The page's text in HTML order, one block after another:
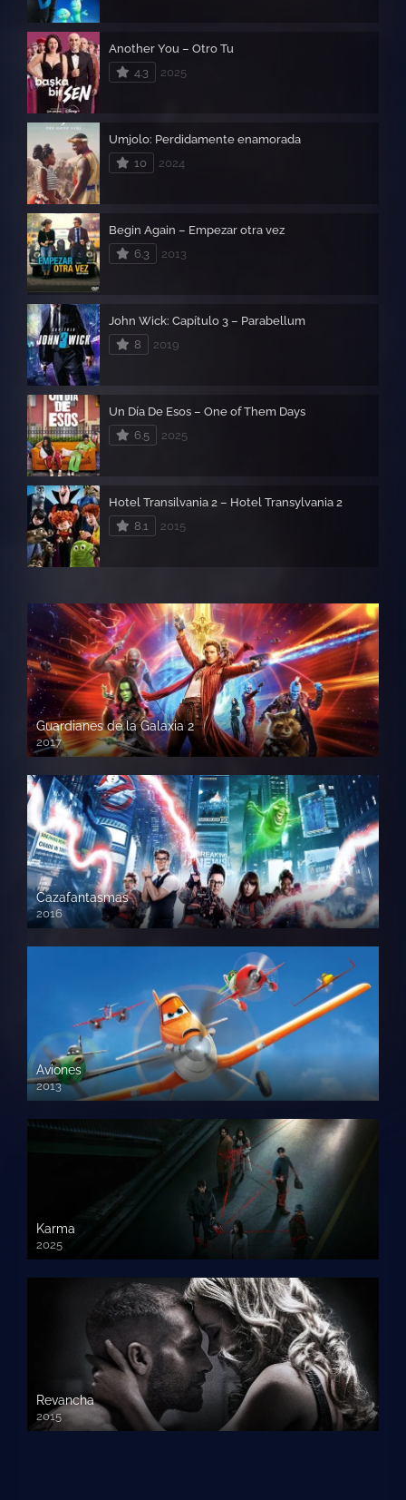
Another You – Otro Tu
4.3
2025
Umjolo: Perdidamente enamorada
10
2024
Begin Again – Empezar otra vez
6.3
2013
John Wick: Capítulo 3 – Parabellum
8
2019
Un Día De Esos – One of Them Days
6.5
2025
Hotel Transilvania 2 – Hotel Transylvania 2
8.1
2015
Guardianes de la Galaxia 2
2017
720p HD
Cazafantasmas
2016
720p HD
Aviones
2013
720 HD
Karma
2025
Revancha
2015
720p HD